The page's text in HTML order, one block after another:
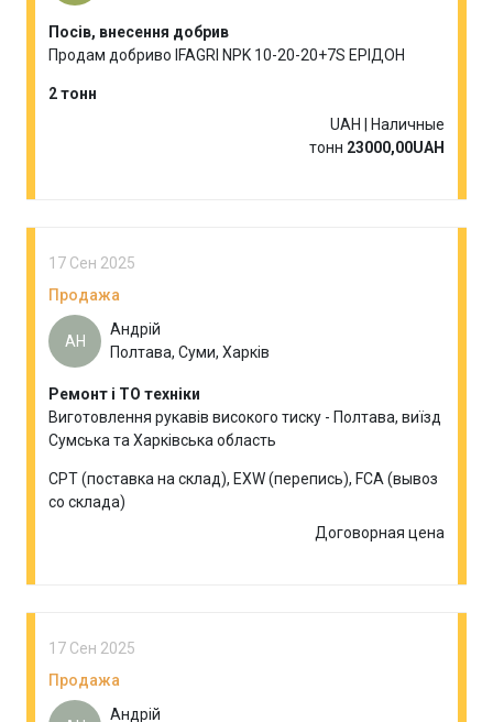
Посів, внесення добрив
Продам добриво IFAGRI NPK 10-20-20+7S ЕРІДОН
2 тонн
UAH | Наличные
тонн 23000,00UAH
17 Сен 2025
Продажа
АН
Андрій
Полтава, Суми, Харків
Ремонт і ТО техніки
Виготовлення рукавів високого тиску - Полтава, виїзд
Сумська та Харківська область
CPT (поставка на склад), EXW (перепись), FCA (вывоз
со склада)
Договорная цена
17 Сен 2025
Продажа
Андрій